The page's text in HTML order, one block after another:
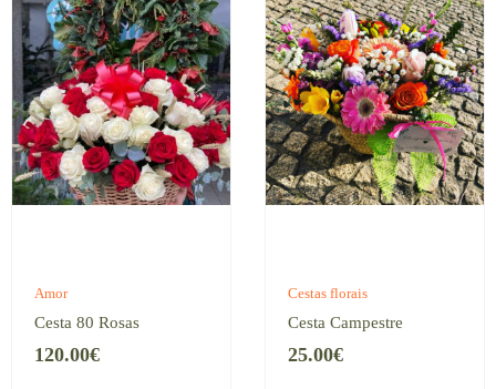
Amor
Cesta 80 Rosas
120.00€
Cestas florais
Cesta Campestre
25.00€